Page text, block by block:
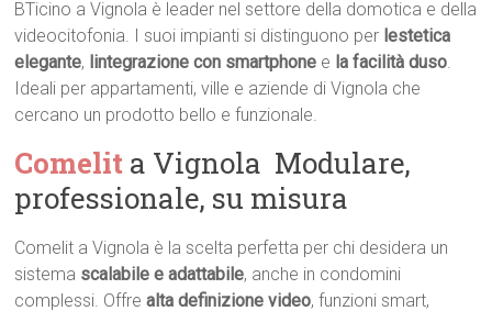
BTicino a Vignola è leader nel settore della domotica e della
videocitofonia. I suoi impianti si distinguono per lestetica
elegante, lintegrazione con smartphone e la facilità duso.
Ideali per appartamenti, ville e aziende di Vignola che
cercano un prodotto bello e funzionale.
Comelit a Vignola  Modulare,
professionale, su misura
Comelit a Vignola è la scelta perfetta per chi desidera un
sistema scalabile e adattabile, anche in condomini
complessi. Offrealta definizione video, funzioni smart,